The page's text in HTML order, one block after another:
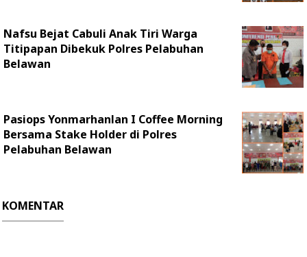
Nafsu Bejat Cabuli Anak Tiri Warga
Titipapan Dibekuk Polres Pelabuhan
Belawan
Pasiops Yonmarhanlan I Coffee Morning
Bersama Stake Holder di Polres
Pelabuhan Belawan
KOMENTAR